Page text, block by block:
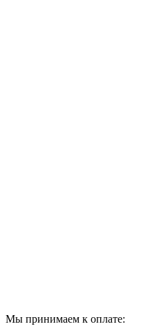
Мы принимаем к оплате: